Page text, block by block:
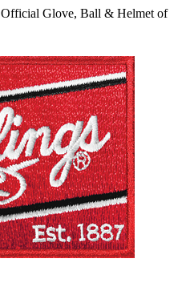
Official Glove, Ball & Helmet of